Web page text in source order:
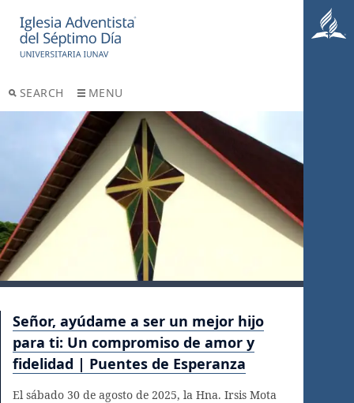
SEARCH MENU
Señor, ayúdame a ser un mejor hijo
para ti: Un compromiso de amor y
fidelidad | Puentes de Esperanza
El sábado 30 de agosto de 2025, la Hna. Irsis Mota